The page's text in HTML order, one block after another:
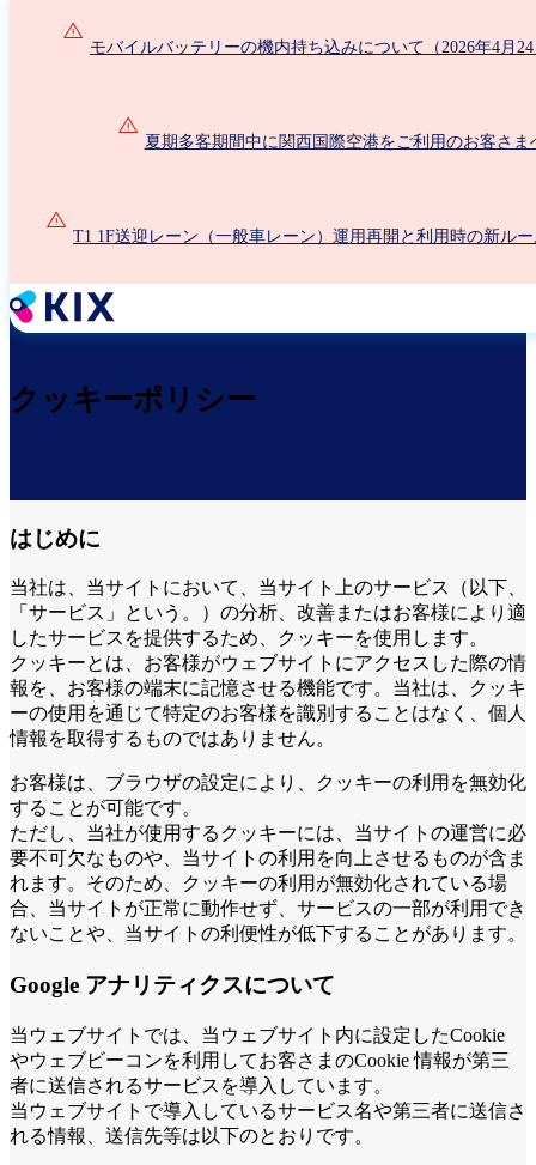
モバイルバッテリーの機内持ち込みについて（2026年4月
夏期多客期間中に関西国際空港をご利用のお客さま
T1 1F送迎レーン（一般車レーン）運用再開と利用時の新ル
クッキーポリシー
はじめに
当社は、当サイトにおいて、当サイト上のサービス（以下、
「サービス」という。）の分析、改善またはお客様により適
したサービスを提供するため、クッキーを使用します。
クッキーとは、お客様がウェブサイトにアクセスした際の情
報を、お客様の端末に記憶させる機能です。当社は、クッキ
ーの使用を通じて特定のお客様を識別することはなく、個人
情報を取得するものではありません。
お客様は、ブラウザの設定により、クッキーの利用を無効化
することが可能です。
ただし、当社が使用するクッキーには、当サイトの運営に必
要不可欠なものや、当サイトの利用を向上させるものが含ま
れます。そのため、クッキーの利用が無効化されている場
合、当サイトが正常に動作せず、サービスの一部が利用でき
ないことや、当サイトの利便性が低下することがあります。
Google アナリティクスについて
当ウェブサイトでは、当ウェブサイト内に設定したCookie
やウェブビーコンを利用してお客さまのCookie 情報が第三
者に送信されるサービスを導入しています。
当ウェブサイトで導入しているサービス名や第三者に送信さ
れる情報、送信先等は以下のとおりです。